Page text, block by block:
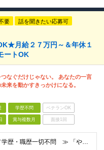
要 話を聞きたい応募可
月給２７万円～＆年休１
ートOK
つなぐだけじゃない。 あなたの一言
来を動かすきっかけになる。
学歴不問 ベテランOK
賞与複数月 面接1回
≪ 未経験歓迎／学歴・職歴一切不問 ≫ 「やりたいことはまだ決まっていないけど、何かを始めたい」 「人と関わる仕事に興味がある」——そんな方も大歓迎です！ Asoviでは、“今まで”よりも“これから